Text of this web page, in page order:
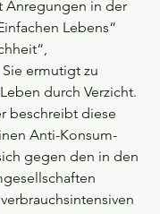
Anregungen in der
Lebens“
ermutigt zu
durch Verzicht.
beschreibt diese
Anti-Konsum-
gegen den in den